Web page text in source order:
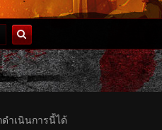
ค้นหา
ำเนินการนี้ได้